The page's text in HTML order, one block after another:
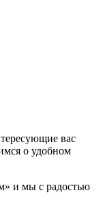
вас
о удобном
и мы с радостью